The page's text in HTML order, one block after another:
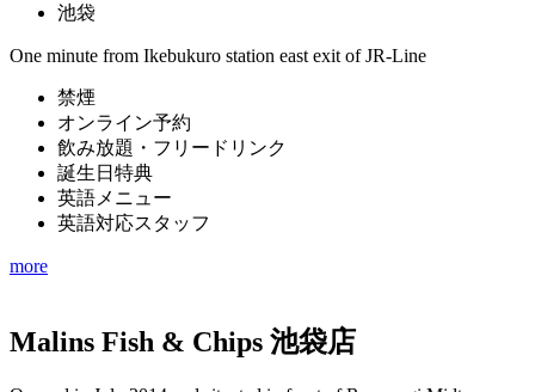
池袋
One minute from Ikebukuro station east exit of JR-Line
禁煙
オンライン予約
飲み放題・フリードリンク
誕生日特典
英語メニュー
英語対応スタッフ
more
Malins Fish & Chips 池袋店